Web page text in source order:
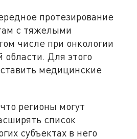
протезирование
с тяжелыми
числе при онкологии
Для этого
медицинские
регионы могут
список
субъектах в него